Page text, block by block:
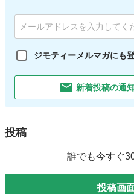
ジモティーメルマガにも
新着投稿の通
投稿
誰でも今すぐ
投稿画